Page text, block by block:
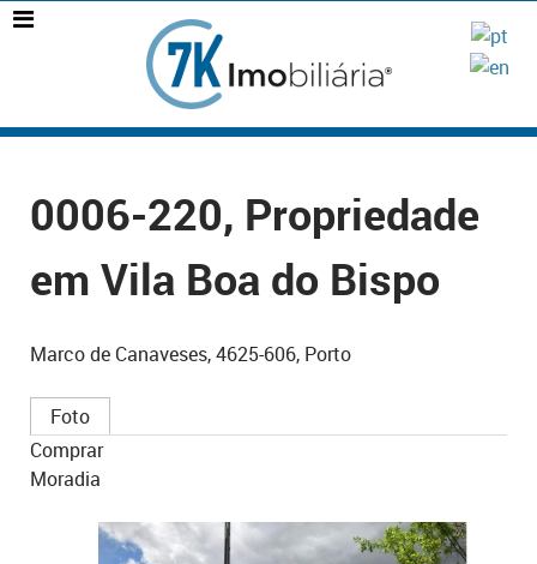
0006-220, Propriedade
em Vila Boa do Bispo
Marco de Canaveses, 4625-606, Porto
Foto
Comprar
Moradia